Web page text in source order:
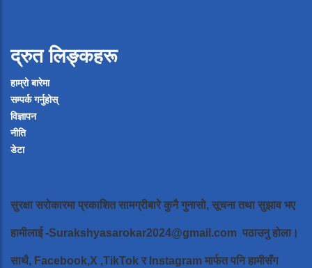
द्रुत लिङ्कहरू
हाम्रो बारेमा
सम्पर्क गर्नुहोस्
विज्ञापन
नीति
डेटा
सुरक्षा सरोकारमा प्रकाशित सामग्रीबारे कुनै गुनासो, सूचना तथा सुझाव भए
हामीलाई-Surakshyasarokar2024@gmail.com पठाउनु होला।
साथै, Facebook,X ,TikTok र Instagram मार्फत पनि हामीसँग